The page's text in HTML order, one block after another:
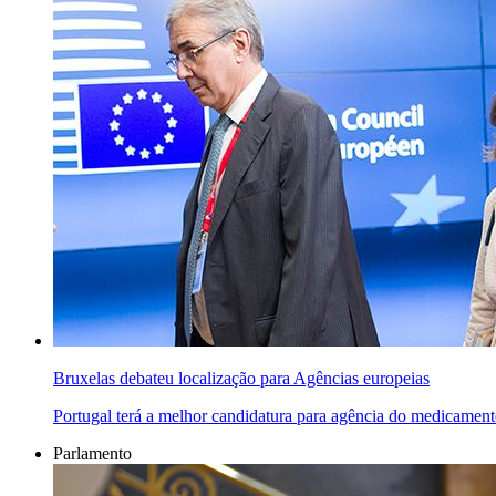
Bruxelas debateu localização para Agências europeias
Portugal terá a melhor candidatura para agência do
Parlamento